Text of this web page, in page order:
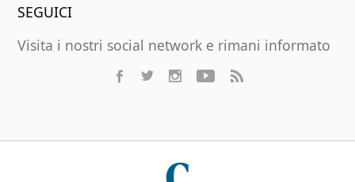
SEGUICI
Visita i nostri social network e rimani informato